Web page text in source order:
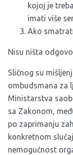
kojoj je
imati više
Ako
Nisu ništa
Sličnog su
ombudsmana za
Ministarstva
sa Zakonom,
po zaprimanju
konkretnom
nemogućnost